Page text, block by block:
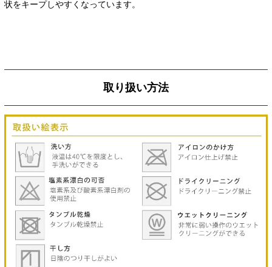
状をキープしやすくなっています。
取り扱い方法